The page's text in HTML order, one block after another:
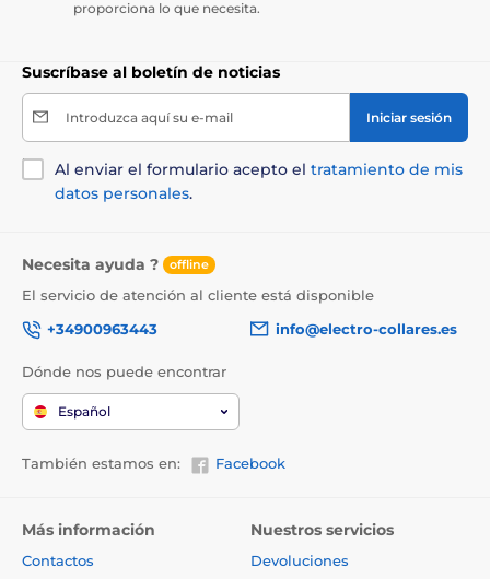
proporciona lo que necesita.
Suscríbase al boletín de noticias
Introduzca aquí su e-mail Iniciar sesión
Al enviar el formulario acepto el tratamiento de mis
datos personales.
Necesita ayuda ? offline
El servicio de atención al cliente está disponible
+34900963443
info@electro-collares.es
Dónde nos puede encontrar
Español
También estamos en: Facebook
Más información
Contactos
Nuestros servicios
Devoluciones